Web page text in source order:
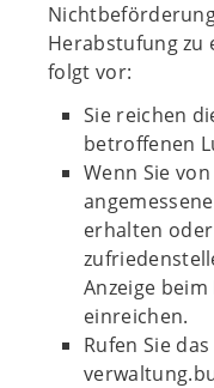
Herabstufung zu
folgt vor:
Sie reichen
betroffenen
Wenn Sie
erhalten
Anzeige
einreichen.
Rufen Sie